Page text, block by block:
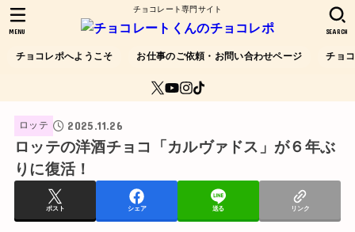
チョコレート専門サイト
チョコレポへようこそ お仕事のご依頼・お問い合わせページ チョ
SEARCH
MENU
ロッテ 2025.11.26
ロッテの洋酒チョコ「カルヴァドス」が６年ぶ
りに復活！
ポスト シェア 送る リンク